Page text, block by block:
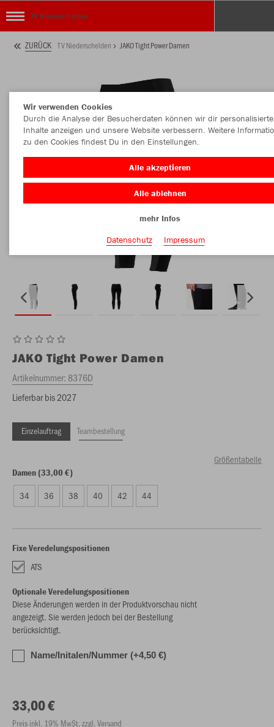
TV Niederschelden
ZURÜCK TV Niederschelden JAKO Tight Power Damen
JAKO Tight Power Damen
Artikelnummer:8376D
Lieferbar bis 2027
Einzelauftrag Teambestellung
Größentabelle
Damen (33,00 €)
34 36 38 40 42 44
Fixe Veredelungspositionen
ATS
Optionale Veredelungspositionen
Diese Änderungen werden in der Produktvorschau nicht
angezeigt. Sie werden jedoch bei der Bestellung
berücksichtigt.
Name/Initalen/Nummer (+4,50 €)
33,00 €
Preis inkl. 19% MwSt. zzgl. Versand
Wir verwenden Cookies
Durch die Analyse der Besucherdaten können wir dir personalisierte
Inhalte anzeigen und unsere Website verbessern. Weitere
zu den Cookies findest Du in den Einstellungen.
Alle akzeptieren
Alle ablehnen
mehr Infos
Datenschutz
Impressum